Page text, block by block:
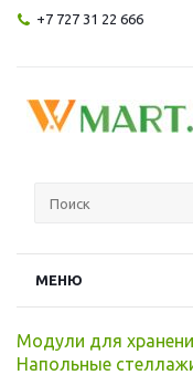
+7 727 31 22 666
МЕНЮ
Модули для
Напольные